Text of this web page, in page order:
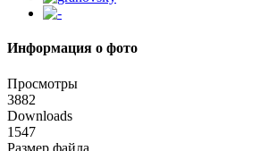
Информация о фото
Просмотры
3882
Downloads
1547
Размер файла